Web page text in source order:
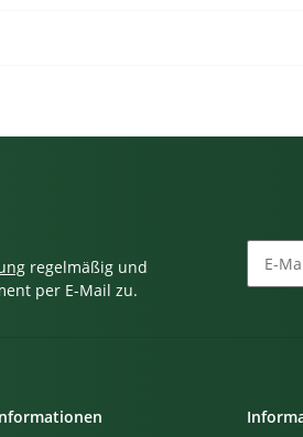
regelmäßig und
per E-Mail zu.